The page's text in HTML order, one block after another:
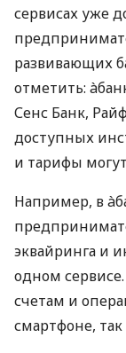
сервисах уже
развивающих
отметить:
Сенс Банк,
доступных
и тарифы
Например, в
эквайринга и
одном
счетам и
смартфоне,